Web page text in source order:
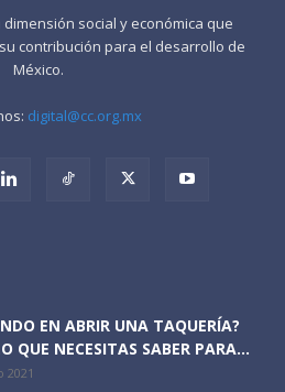
social y económica que
contribución para el desarrollo de
México.
digital@cc.org.mx
EN ABRIR UNA TAQUERÍA?
QUE NECESITAS SABER PARA...
2021